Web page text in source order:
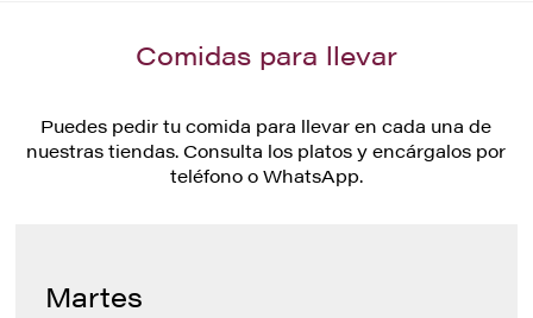
Comidas para llevar
Puedes pedir tu comida para llevar en cada una de
nuestras tiendas. Consulta los platos y encárgalos por
teléfono o WhatsApp.
Martes